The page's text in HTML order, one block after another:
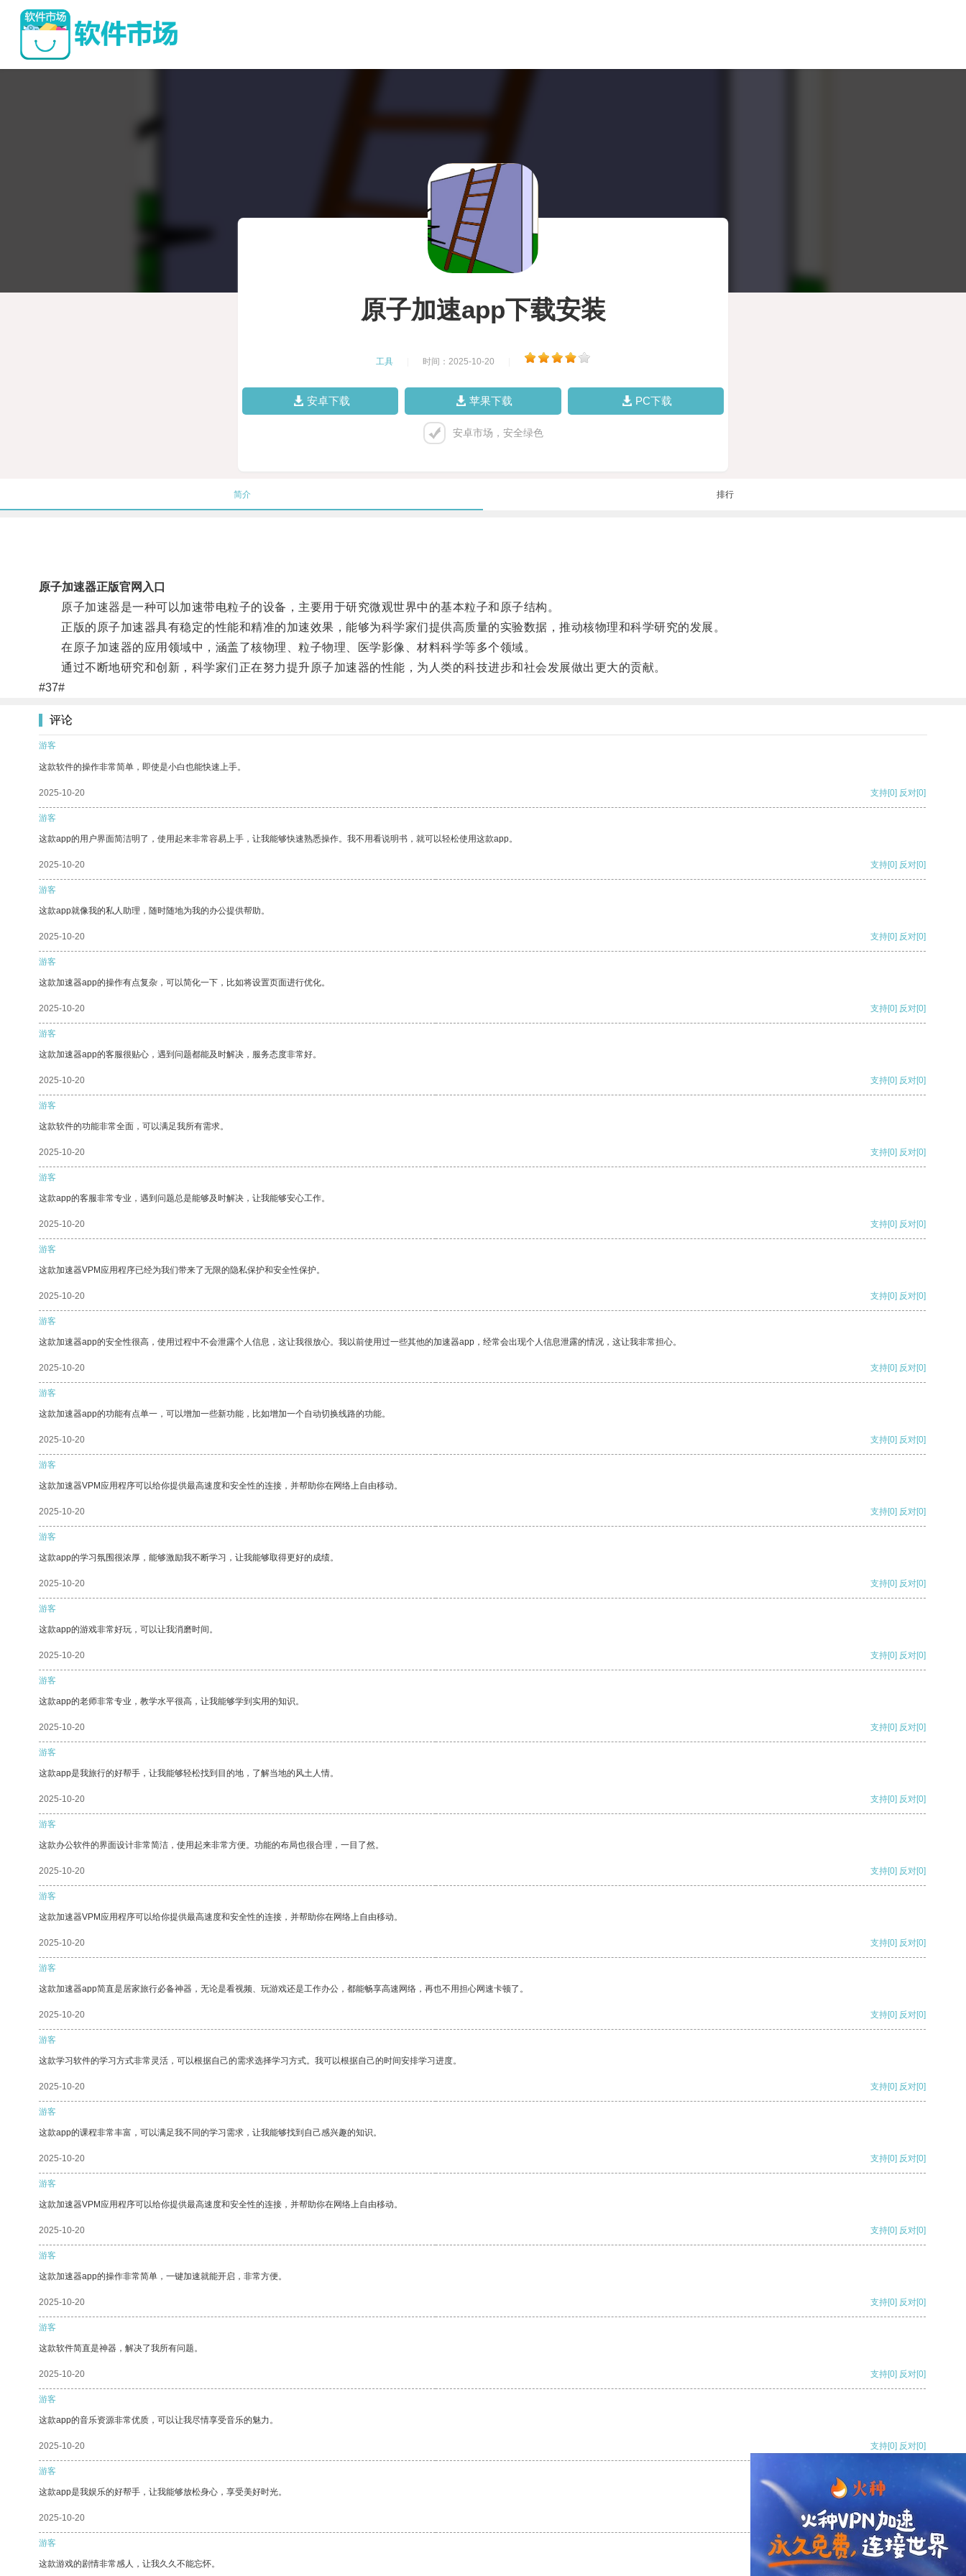
原子加速app下载安装
工具 时间：2025-10-20
安卓下载 苹果下载 PC下载
安卓市场，安全绿色
简介 排行
原子加速器正版官网入口
原子加速器是一种可以加速带电粒子的设备，主要用于研究微观世界中的基本粒子和原子结构。
正版的原子加速器具有稳定的性能和精准的加速效果，能够为科学家们提供高质量的实验数据，推动核物理和科学研究的发展。
在原子加速器的应用领域中，涵盖了核物理、粒子物理、医学影像、材料科学等多个领域。
通过不断地研究和创新，科学家们正在努力提升原子加速器的性能，为人类的科技进步和社会发展做出更大的贡献。
#37#
评论
游客
这款软件的操作非常简单，即使是小白也能快速上手。
2025-10-20 支持[0] 反对[0]
游客
这款app的用户界面简洁明了，使用起来非常容易上手，让我能够快速熟悉操作。我不用看说明书，就可以轻松使用这款app。
2025-10-20 支持[0] 反对[0]
游客
这款app就像我的私人助理，随时随地为我的办公提供帮助。
2025-10-20 支持[0] 反对[0]
游客
这款加速器app的操作有点复杂，可以简化一下，比如将设置页面进行优化。
2025-10-20 支持[0] 反对[0]
游客
这款加速器app的客服很贴心，遇到问题都能及时解决，服务态度非常好。
2025-10-20 支持[0] 反对[0]
游客
这款软件的功能非常全面，可以满足我所有需求。
2025-10-20 支持[0] 反对[0]
游客
这款app的客服非常专业，遇到问题总是能够及时解决，让我能够安心工作。
2025-10-20 支持[0] 反对[0]
游客
这款加速器VPM应用程序已经为我们带来了无限的隐私保护和安全性保护。
2025-10-20 支持[0] 反对[0]
游客
这款加速器app的安全性很高，使用过程中不会泄露个人信息，这让我很放心。我以前使用过一些其他的加速器app，经常会出现个人信息泄露的情况，这让我非常担心。
2025-10-20 支持[0] 反对[0]
游客
这款加速器app的功能有点单一，可以增加一些新功能，比如增加一个自动切换线路的功能。
2025-10-20 支持[0] 反对[0]
游客
这款加速器VPM应用程序可以给你提供最高速度和安全性的连接，并帮助你在网络上自由移动。
2025-10-20 支持[0] 反对[0]
游客
这款app的学习氛围很浓厚，能够激励我不断学习，让我能够取得更好的成绩。
2025-10-20 支持[0] 反对[0]
游客
这款app的游戏非常好玩，可以让我消磨时间。
2025-10-20 支持[0] 反对[0]
游客
这款app的老师非常专业，教学水平很高，让我能够学到实用的知识。
2025-10-20 支持[0] 反对[0]
游客
这款app是我旅行的好帮手，让我能够轻松找到目的地，了解当地的风土人情。
2025-10-20 支持[0] 反对[0]
游客
这款办公软件的界面设计非常简洁，使用起来非常方便。功能的布局也很合理，一目了然。
2025-10-20 支持[0] 反对[0]
游客
这款加速器VPM应用程序可以给你提供最高速度和安全性的连接，并帮助你在网络上自由移动。
2025-10-20 支持[0] 反对[0]
游客
这款加速器app简直是居家旅行必备神器，无论是看视频、玩游戏还是工作办公，都能畅享高速网络，再也不用担心网速卡顿了。
2025-10-20 支持[0] 反对[0]
游客
这款学习软件的学习方式非常灵活，可以根据自己的需求选择学习方式。我可以根据自己的时间安排学习进度。
2025-10-20 支持[0] 反对[0]
游客
这款app的课程非常丰富，可以满足我不同的学习需求，让我能够找到自己感兴趣的知识。
2025-10-20 支持[0] 反对[0]
游客
这款加速器VPM应用程序可以给你提供最高速度和安全性的连接，并帮助你在网络上自由移动。
2025-10-20 支持[0] 反对[0]
游客
这款加速器app的操作非常简单，一键加速就能开启，非常方便。
2025-10-20 支持[0] 反对[0]
游客
这款软件简直是神器，解决了我所有问题。
2025-10-20 支持[0] 反对[0]
游客
这款app的音乐资源非常优质，可以让我尽情享受音乐的魅力。
2025-10-20 支持[0] 反对[0]
游客
这款app是我娱乐的好帮手，让我能够放松身心，享受美好时光。
2025-10-20 支持[0] 反对
游客
这款游戏的剧情非常感人，让我久久不能忘怀。